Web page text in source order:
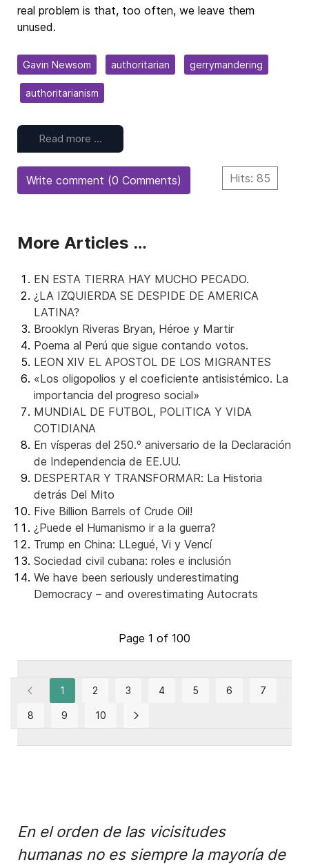
real problem is that, too often, we leave them
unused.
Gavin Newsom authoritarian gerrymandering
authoritarianism
Read more …
Hits: 85
Write comment (0 Comments)
More Articles …
EN ESTA TIERRA HAY MUCHO PECADO.
¿LA IZQUIERDA SE DESPIDE DE AMERICA
LATINA?
Brooklyn Riveras Bryan, Héroe y Martir
Poema al Perú que sigue contando votos.
LEON XIV EL APOSTOL DE LOS MIGRANTES
«Los oligopolios y el coeficiente antisistémico. La
importancia del progreso social»
MUNDIAL DE FUTBOL, POLITICA Y VIDA
COTIDIANA
En vísperas del 250.º aniversario de la Declaración
de Independencia de EE.UU.
DESPERTAR Y TRANSFORMAR: La Historia
detrás Del Mito
Five Billion Barrels of Crude Oil!
¿Puede el Humanismo ir a la guerra?
Trump en China: LLegué, Vi y Vencí
Sociedad civil cubana: roles e inclusión
We have been seriously underestimating
Democracy – and overestimating Autocrats
Page 1 of 100
1 2 3 4 5 6 7
8 9 10
En el orden de las vicisitudes
humanas no es siempre la mayoría de